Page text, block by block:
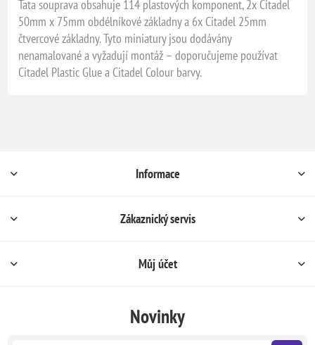
Tata souprava obsahuje 114 plastových komponent, 2x Citadel
50mm x 75mm obdélníkové základny a 6x Citadel 25mm
čtvercové základny. Tyto miniatury jsou dodávány
nenamalované a vyžadují montáž – doporučujeme používat
Citadel Plastic Glue a Citadel Colour barvy.
Informace
Zákaznický servis
Můj účet
Novinky